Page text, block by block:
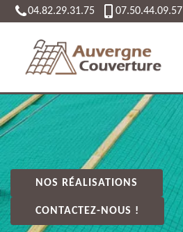
04.82.29.31.75 07.50.44.09.57
NOS RÉALISATIONS
CONTACTEZ-NOUS !